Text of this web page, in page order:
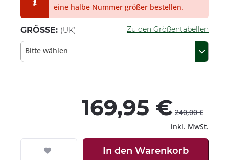
eine halbe Nummer größer bestellen.
GRÖSSE: (UK) Zu den Größentabellen
Bitte wählen
169,95 € 240,00 €
inkl. MwSt.
In den Warenkorb